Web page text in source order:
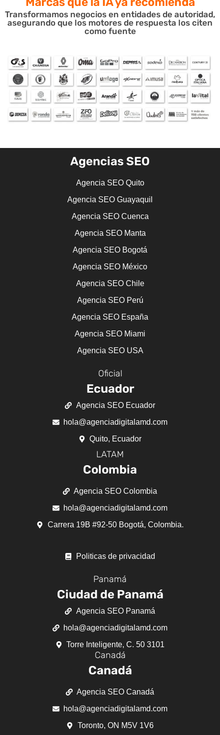
Transformamos negocios en entidades de autoridad,
asegurando que los motores de respuesta los citen
como fuente
Agencias SEO
Agencia SEO Quito
Agencia SEO Guayaquil
Agencia SEO Cuenca
Agencia SEO Manta
Agencia SEO Bogotá
Agencia SEO México
Agencia SEO Chile
Agencia SEO Perú
Agencia SEO España
Agencia SEO Miami
Agencia SEO USA
Oficial
Ecuador
Agencia SEO Ecuador
hola@agenciadigitalamd.com
Quito, Ecuador
LATAM
Colombia
Agencia SEO Colombia
hola@agenciadigitalamd.com
Carrera 19B #92-50 Bogotá, Colombia.
Politicas de privacidad
Panamá
Ciudad de Panamá
Agencia SEO Panamá
hola@agenciadigitalamd.com
Torre Inteligente, C. 50 3101
Canadá
Canadá
Agencia SEO Canadá
hola@agenciadigitalamd.com
Toronto, ON M5V 1V6